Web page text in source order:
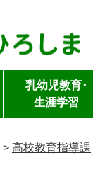
乳幼児教育･
生涯学習
> 高校教育指導課